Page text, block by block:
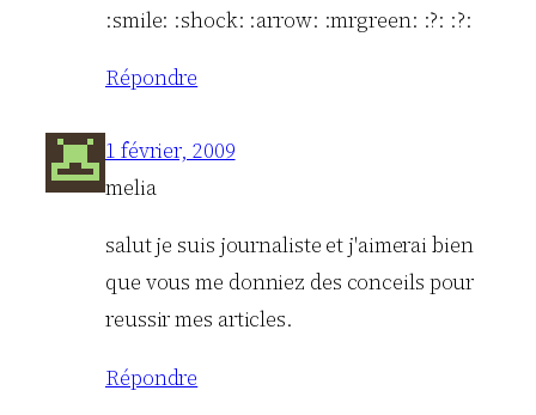
:smile: :shock: :arrow: :mrgreen: :?: :?:
Répondre
1 février, 2009
melia
salut je suis journaliste et j'aimerai bien
que vous me donniez des conceils pour
reussir mes articles.
Répondre